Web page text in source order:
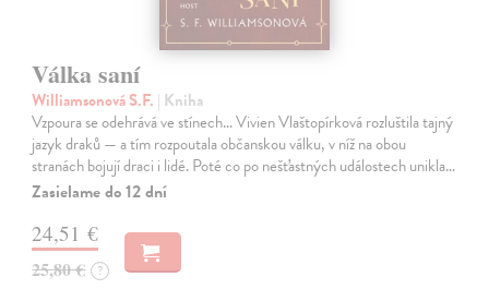
Válka saní
Williamsonová S.F. | Kniha
Vzpoura se odehrává ve stínech… Vivien Vlaštopírková rozluštila tajný
jazyk draků — a tím rozpoutala občanskou válku, v níž na obou
stranách bojují draci i lidé. Poté co po nešťastných událostech unikla…
Zasielame do 12 dní
24,51 €
25,80 € ?